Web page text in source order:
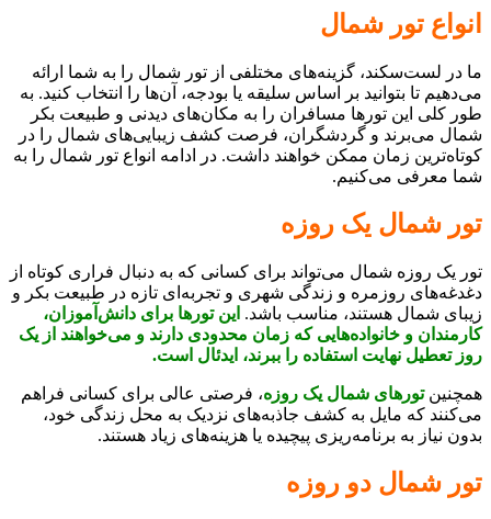
انواع تور شمال
ما در لست‌سکند، گزینه‌های مختلفی از تور شمال را به شما ارائه
می‌دهیم تا بتوانید بر اساس سلیقه یا بودجه، آن‌ها را انتخاب کنید. به
طور کلی این تورها مسافران را به مکان‌های دیدنی و طبیعت بکر
شمال می‌برند و گردشگران، فرصت کشف زیبایی‌های شمال را در
کوتاه‌ترین زمان ممکن خواهند داشت. در ادامه انواع تور شمال را به
شما معرفی می‌کنیم.
تور شمال یک روزه
تور یک روزه شمال می‌تواند برای کسانی که به دنبال فراری کوتاه از
دغدغه‌های روزمره و زندگی شهری و تجربه‌ای تازه در طبیعت بکر و
زیبای شمال هستند، مناسب باشد. این تورها برای دانش‌آموزان،
کارمندان و خانواده‌هایی که زمان محدودی دارند و می‌خواهند از یک
روز تعطیل نهایت استفاده را ببرند، ایدئال است.
همچنینتورهای شمال یک روزه، فرصتی عالی برای کسانی فراهم
می‌کنند که مایل به کشف جاذبه‌های نزدیک به محل زندگی خود،
بدون نیاز به برنامه‌ریزی پیچیده یا هزینه‌های زیاد هستند.
تور شمال دو روزه